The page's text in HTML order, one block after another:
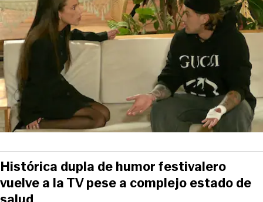
Histórica dupla de humor festivalero
vuelve a la TV pese a complejo estado de